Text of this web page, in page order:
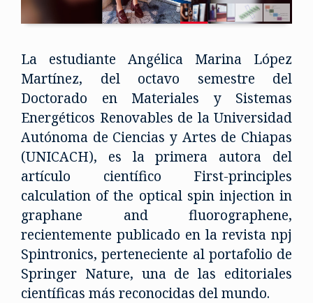
La estudiante Angélica Marina López
Martínez, del octavo semestre del
Doctorado en Materiales y Sistemas
Energéticos Renovables de la Universidad
Autónoma de Ciencias y Artes de Chiapas
(UNICACH), es la primera autora del
artículo científico First-principles
calculation of the optical spin injection in
graphane and fluorographene,
recientemente publicado en la revista npj
Spintronics, perteneciente al portafolio de
Springer Nature, una de las editoriales
científicas más reconocidas del mundo.